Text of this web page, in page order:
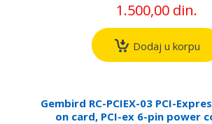
1.500,00 din.
Dodaj u korpu
Gembird RC-PCIEX-03 PCI-
on card, PCI-ex 6-pin power